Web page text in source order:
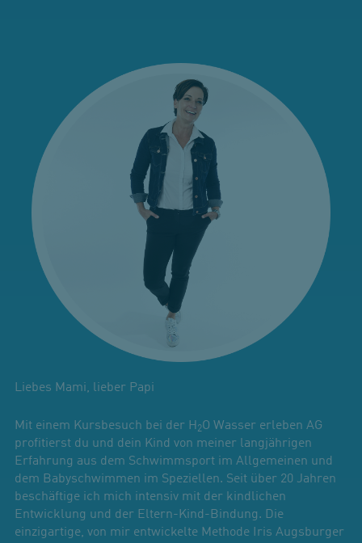
Liebes Mami, lieber Papi
Mit einem Kursbesuch bei der H2O Wasser erleben AG
profitierst du und dein Kind von meiner langjährigen
Erfahrung aus dem Schwimmsport im Allgemeinen und
dem Babyschwimmen im Speziellen. Seit über 20 Jahren
beschäftige ich mich intensiv mit der kindlichen
Entwicklung und der Eltern-Kind-Bindung. Die
einzigartige, von mir entwickelte Methode Iris Augsburger